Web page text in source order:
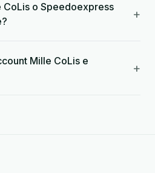
CoLis o Speedoexpress
+
Mille CoLis e
+